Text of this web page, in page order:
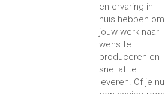
en ervaring in
huis hebben om
jouw werk naar
wens te
produceren en
snel af te
leveren. Of je nu